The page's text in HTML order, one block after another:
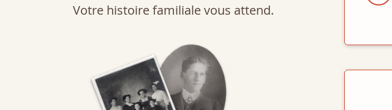
Votre histoire familiale vous attend.